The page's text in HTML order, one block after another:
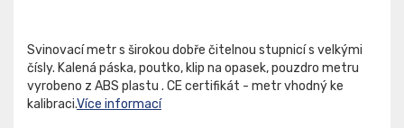
Svinovací metr s širokou dobře čitelnou stupnicí s velkými
čísly. Kalená páska, poutko, klip na opasek, pouzdro metru
vyrobeno z ABS plastu . CE certifikát - metr vhodný ke
kalibraci.Více informací